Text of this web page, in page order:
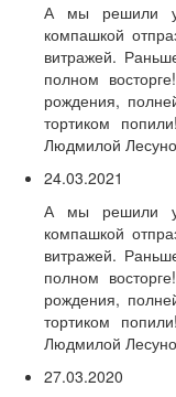
А мы решили
компашкой
витражей.
полном
рождения,
тортиком
Людмилой
24.03.2021
А мы решили
компашкой
витражей.
полном
рождения,
тортиком
Людмилой
27.03.2020